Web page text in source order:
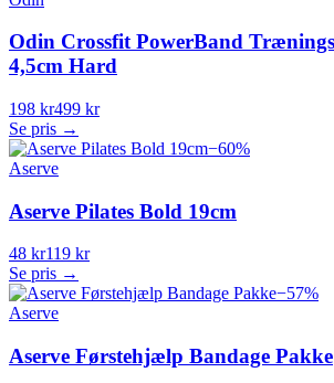
Odin Crossfit PowerBand
4,5cm Hard
198 kr499 kr
Se pris →
−60%
Aserve
Aserve Pilates Bold 19cm
48 kr119 kr
Se pris →
−57%
Aserve
Aserve Førstehjælp Bandage Pakke